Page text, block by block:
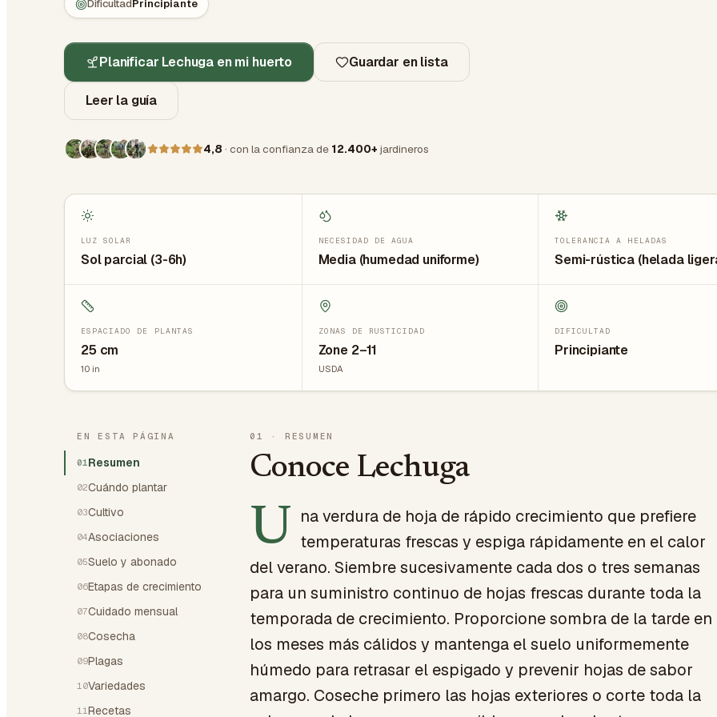
Dificultad Principiante
Planificar Lechuga en mi huerto Guardar en lista
Leer la guía
4,8 · con la confianza de 12.400+ jardineros
LUZ SOLAR
Sol parcial (3-6h)
NECESIDAD DE AGUA
Media (humedad uniforme)
TOLERANCIA A HELADAS
Semi-rústica (helada
ESPACIADO DE PLANTAS
25 cm
10 in
ZONAS DE RUSTICIDAD
Zone 2–11
USDA
DIFICULTAD
Principiante
EN ESTA PÁGINA
01Resumen
02Cuándo plantar
03Cultivo
04Asociaciones
05Suelo y abonado
06Etapas de crecimiento
07Cuidado mensual
08Cosecha
09Plagas
10Variedades
11 Recetas
01 · RESUMEN
Conoce Lechuga
U
na verdura de hoja de rápido crecimiento que prefiere
temperaturas frescas y espiga rápidamente en el calor
del verano. Siembre sucesivamente cada dos o tres semanas
para un suministro continuo de hojas frescas durante toda la
temporada de crecimiento. Proporcione sombra de la tarde en
los meses más cálidos y mantenga el suelo uniformemente
húmedo para retrasar el espigado y prevenir hojas de sabor
amargo. Coseche primero las hojas exteriores o corte toda la